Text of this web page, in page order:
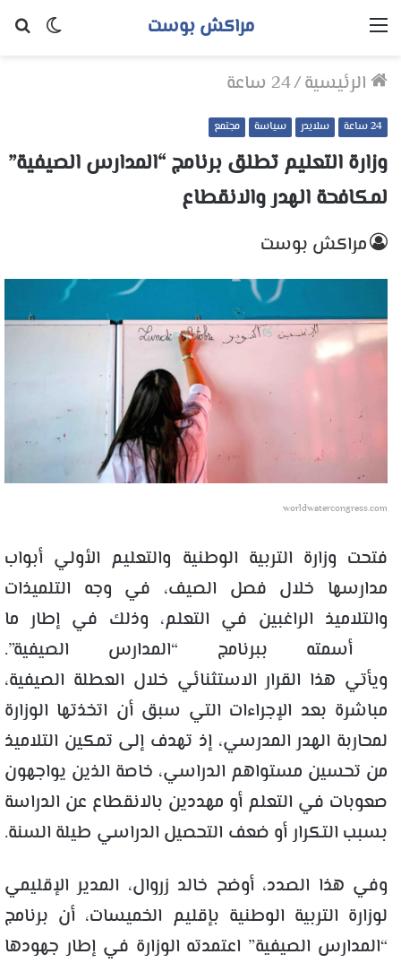
الوضع
مراكش بوست القائمة
الرئيسية/24 ساعة
24 ساعة سلايدر سياسة مجتمع
وزارة التعليم تطلق برنامج “المدارس الصيفية”
لمكافحة الهدر والانقطاع
مراكش بوست
worldwatercongress.com
فتحت وزارة التربية الوطنية والتعليم الأولي أبواب
مدارسها خلال فصل الصيف، في وجه التلميذات
والتلاميذ الراغبين في التعلم، وذلك في إطار ما
أسمته ببرنامج “المدارس الصيفية”.
ويأتي هذا القرار الاستثنائي خلال العطلة الصيفية،
مباشرة بعد الإجراءات التي سبق أن اتخذتها الوزارة
لمحاربة الهدر المدرسي، إذ تهدف إلى تمكين التلاميذ
من تحسين مستواهم الدراسي، خاصة الذين يواجهون
صعوبات في التعلم أو مهددين بالانقطاع عن الدراسة
بسبب التكرار أو ضعف التحصيل الدراسي طيلة السنة.
وفي هذا الصدد، أوضح خالد زروال، المدير الإقليمي
لوزارة التربية الوطنية بإقليم الخميسات، أن برنامج
“المدارس الصيفية” اعتمدته الوزارة في إطار جهودها